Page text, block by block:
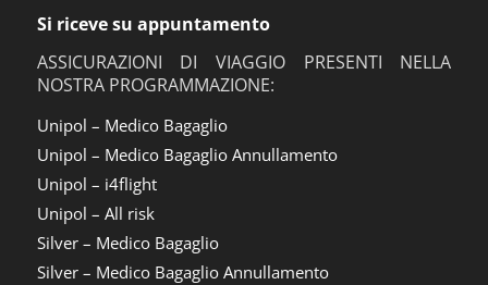
Si riceve su appuntamento
ASSICURAZIONI DI VIAGGIO PRESENTI NELLA
NOSTRA PROGRAMMAZIONE:
Unipol – Medico Bagaglio
Unipol – Medico Bagaglio Annullamento
Unipol – i4flight
Unipol – All risk
Silver – Medico Bagaglio
Silver – Medico Bagaglio Annullamento